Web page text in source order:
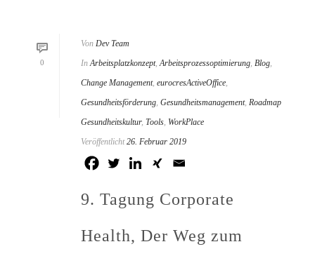
0
Von Dev Team
In Arbeitsplatzkonzept,Arbeitsprozessoptimierung, Blog,
Change Management, eurocresActiveOffice,
Gesundheitsförderung, Gesundheitsmanagement, Roadmap
Gesundheitskultur, Tools, WorkPlace
Veröffentlicht 26. Februar 2019
9. Tagung Corporate
Health, Der Weg zum